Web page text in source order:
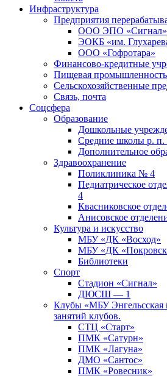
Инфраструктура
Предприятия
ООО ЭПО «Сигнал»
ЭОКБ «им.
ООО «Гофротара»
Финансово-кредитные
Пищевая промышленность
Сельскохозяйственные
Связь, почта
Соцсфера
Образование
Дошкольные
Средние школы р.
Дополнительное
Здравоохранение
Поликлиника № 4
Педиатрическое
4
Квасниковское
Анисовское
Культура и искусство
МБУ «ДК «Восход»
МБУ «ДК
Библиотеки
Спорт
Стадион «Сигнал»
ДЮСШ — 1
Клубы «МБУ Энгельсская
занятий клубов.
СТЦ «Старт»
ПМК «Сатурн»
ПМК «Лагуна»
ДМО «Сантос»
ПМК «Ровесник»